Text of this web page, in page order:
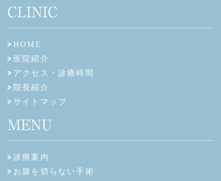
CLINIC
HOME
医院紹介
アクセス・診療時間
院長紹介
サイトマップ
MENU
診療案内
お腹を切らない手術